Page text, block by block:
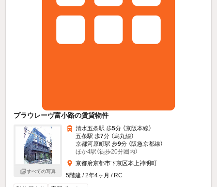
プラウレーヴ富小路の賃貸物件
すべての写真
清水五条駅 歩5分 （京阪本線）
五条駅 歩7分 （烏丸線）
京都河原町駅 歩9分 （阪急京都線）
ほか4駅（徒歩20分圏内）
京都府京都市下京区本上神明町
5階建 / 2年4ヶ月 / RC